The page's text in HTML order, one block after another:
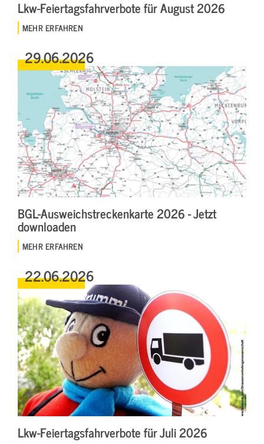
Lkw-Feiertagsfahrverbote für August 2026
MEHR ERFAHREN
29.06.2026
BGL-Ausweichstreckenkarte 2026 - Jetzt
downloaden
MEHR ERFAHREN
22.06.2026
Lkw-Feiertagsfahrverbote für Juli 2026